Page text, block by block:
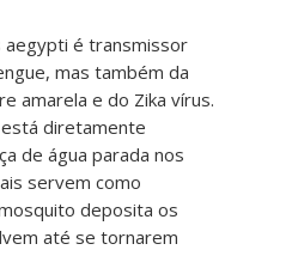
aegypti é transmissor
mas também da
amarela e do Zika vírus.
diretamente
de água parada nos
servem como
deposita os
até se tornarem